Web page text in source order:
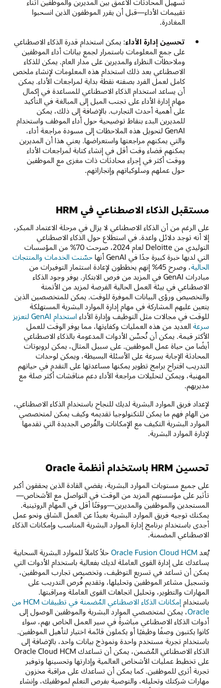
تقييمات الأداء—قبل أن يقرر الموظفون الذين انسحبوا
المغادرة.
تحسين إدارة الأداء: يمكن استخدام قدرة الذكاء الاصطناعي
على جمع المعلومات باستمرار لجمع بيانات أداء الموظفين
وملاحظات النظراء والمديرين على مدار العام. يمكن للذكاء
الاصطناعي بعد ذلك استخدام هذه المعلومات لإنشاء ملخص
كامل لعمل الفرد بصفته نقطة بداية لمراجعات الأداء. يمكن
أن يساعد استخدام الذكاء الاصطناعي للمساعدة في إكمال
مهام إدارة الأداء على تجنب الميل إلى المبالغة في التأكيد
على أهمية أحدث التجارب. بالإضافة إلى ذلك، يمكن
للمديرين البدء بنقاط توضيحية حول أداء الموظف واستخدام
GenAI لتحويل هذه الملاحظات إلى مسودة مراجعة أداء،
والتي يمكنهم مراجعتها واستعراضها. يعني هذا أن المديرين
يمكنهم قضاء وقت أقل في إنشاء كتابة لمراجعات الأداء
ووقت أكثر في إجراء محادثات ذات مغزى مع الموظفين
حول عملهم وسلوكياتهم وإنجازاتهم.
مستقبل الذكاء الاصطناعي في HRM
على الرغم من أن الذكاء الاصطناعي لا يزال في مرحلة الاعتماد المبكر،
إلا أنه توجد دلائل واعدة. في استطلاع حول الذكاء الاصطناعي
التوليدي من Deloitte لعام 2024، صرحت 70% من المؤسسات
التي لديها خبرة كبيرة جدًا في GenAI أنها
حسّنت الخدمات والمنتجات
الحالية
، وصرح 45% إنهم يخططون لإعادة استثمار التوفيرات من
مبادرات GenAI في المزيد من فرص الابتكار. يوفر وجود الذكاء
الاصطناعي في بيئة العمل الحالية الفرصة لمزيد من الأتمتة
والتخصيص ورؤى البيانات الموفرة للوقت. يمكن للمتخصصين الذين
يتعين عليهم المشاركة في مهام إدارة الموارد البشرية المستهلكة
للوقت في مجالات مثل التوظيف وإدارة الأداء
استخدام GenAI لتعزيز
سرعة العديد من هذه العمليات وكفاءتها، مما يوفر الوقت للعمل
الأكثر قيمة. يمكن أن تُحسِّن الأدوات المدعومة بالذكاء الاصطناعي
أيضًا من حياة عمل الموظفين. على سبيل المثال، يمكن لروبوتات
المحادثة الإجابة بسرعة على الأسئلة البسيطة، ويمكن لوحدات
التدريب اقتراح برامج تطوير يمكنها مساعدتها على التقدم في حياتهم
المهنية، ويمكن لتحليلات مراجعة الأداء دعم مناقشات أكثر صلة مع
مديريهم.
لإعداد فريق الموارد البشرية لديك للنجاح باستخدام الذكاء الاصطناعي،
من الهام فهم ما يمكن للتكنولوجيا تقديمه وكيف يمكن لمتخصصي
الموارد البشرية التكيف مع الإمكانات والفُرص الجديدة التي تقدمها
لإدارة الموارد البشرية.
تحسين HRM باستخدام أنظمة Oracle
على جميع مستويات الموارد البشرية، يقضي القادة الذين يحققون أكبر
تأثير على مؤسستهم المزيد من الوقت في التواصل مع الأشخاص—
المستجدين والموظفين والمديرين—ووقتًا أقل في المهام الروتينية.
يمكنك توجيه فريق الموارد البشرية بعيدًا عن العمل الشاق ونحو عمل
أجدى باستخدام برنامج إدارة الموارد البشرية المناسب وإمكانات الذكاء
الاصطناعي المضمنة.
يُعد Oracle Fusion Cloud HCM حلاً كاملاً للموارد البشرية السحابية
يساعدك على إدارة القوى العاملة لديك بفعالية باستخدام الأدوات التي
يمكن أن تساعد في تسريع التوظيف، وتخصيص تجارب الموظفين،
وتسجيل مشاعر الموظفين وتحليلها، وتقديم فُرص التدريب على
المهارات والتطوير، وتحليل اتجاهات القوى العاملة ومراقبتها.
باستخدام
إمكانات الذكاء الاصطناعي المُضمنة في تطبيقات HCM من
Oracle، يمكن لمتخصصي الموارد البشرية والموظفين الوصول إلى
أدوات الذكاء الاصطناعي مباشرةً في سير العمل الخاص بهم، سواء
كانوا يكتبون وصفًا وظيفيًا أو يكملون قائمة اختيار لتأهيل الموظفين.
باستخدام تجربة مستخدم واحدة ونموذج بيانات واحد، بالإضافة إلى
الذكاء الاصطناعي المُضمن، يمكن أن تساعدك Oracle Cloud HCM
على تخطيط عمليات الأشخاص العالمية وإدارتها وتحسينها وتوفير
تجربة أثرى للموظفين. كما يمكن أن تساعدك على مراقبة مخزون
مهارات شركتك وتحليله، والتوصية بفرص التعلم لموظفيك، وإنشاء